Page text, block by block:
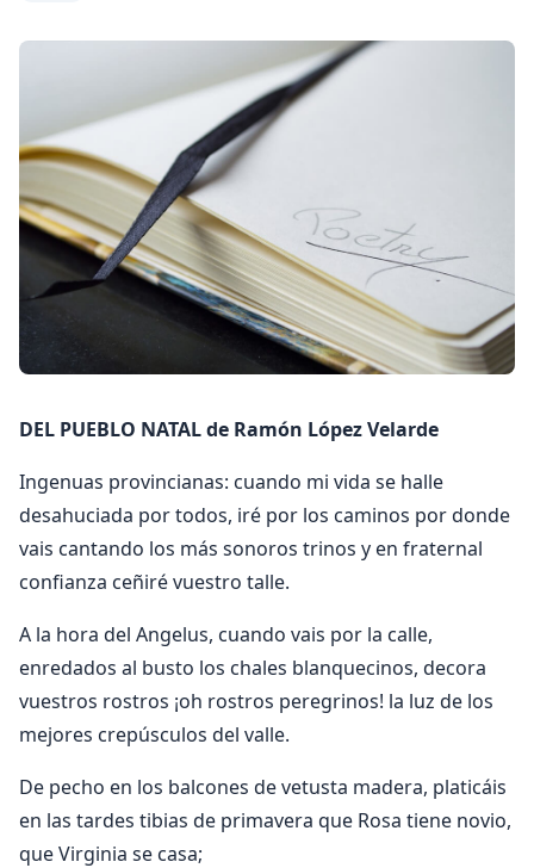
DEL PUEBLO NATAL de Ramón López Velarde
Ingenuas provincianas: cuando mi vida se halle
desahuciada por todos, iré por los caminos por donde
vais cantando los más sonoros trinos y en fraternal
confianza ceñiré vuestro talle.
A la hora del Angelus, cuando vais por la calle,
enredados al busto los chales blanquecinos, decora
vuestros rostros ¡oh rostros peregrinos! la luz de los
mejores crepúsculos del valle.
De pecho en los balcones de vetusta madera, platicáis
en las tardes tibias de primavera que Rosa tiene novio,
que Virginia se casa;